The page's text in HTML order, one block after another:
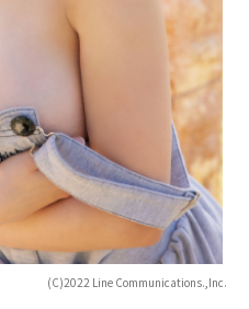
(C)2022 Line Communications.,Inc.